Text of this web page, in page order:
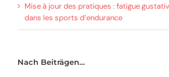
Mise à jour des pratiques : fatigue
dans les sports d’endurance
Nach Beiträgen…